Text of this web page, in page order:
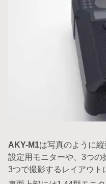
AKY-M1は写真のように
設定用モニターや、3つの
3つで撮影するレイアウト